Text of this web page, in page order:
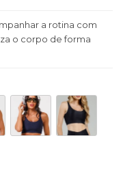
a rotina com
o corpo de forma